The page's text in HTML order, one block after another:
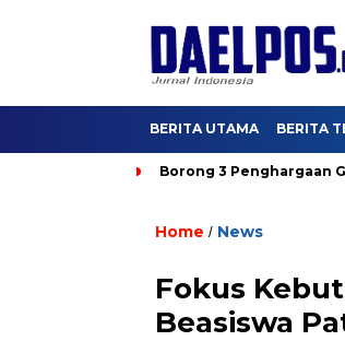
BERITA UTAMA BERITA
Borong 3 Penghargaan Gold
Home / News
Fokus
Beasiswa